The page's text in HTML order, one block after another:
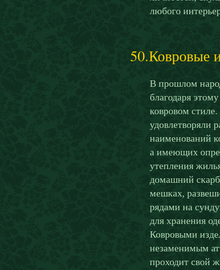
любого
50.Ковровые
В прошлом
благодаря
ковровом
удовлетворяли
наименований
а имеющих
утепления
домашний
мешках,
рядами на
для хранения
Ковровыми
незаменимым
проходит свой